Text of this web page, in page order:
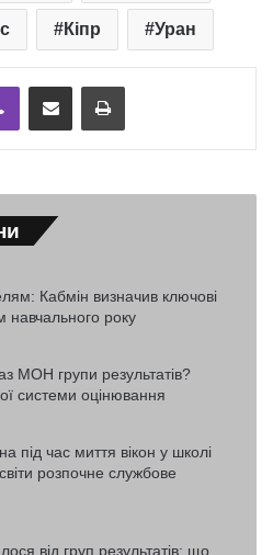
Кіпр Уран
Viber Надіслати електронною поштоюНадрукувати
Кабмін визначив ключові
навчального року
МОН групи результатів?
системи оцінювання
під час миття вікон у школі
розпочне службове
від груп результатів: що